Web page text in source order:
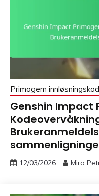
Primogem
Genshin Impact
12/03/2026 Mira